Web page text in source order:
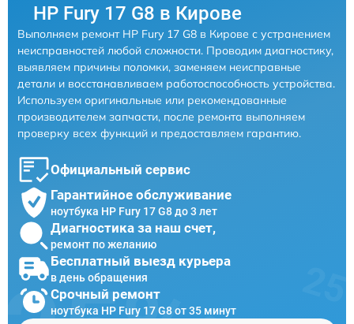
HP Fury 17 G8 в Кирове
Выполняем ремонт HP Fury 17 G8 в Кирове с устранением
неисправностей любой сложности. Проводим диагностику,
выявляем причины поломки, заменяем неисправные
детали и восстанавливаем работоспособность устройства.
Используем оригинальные или рекомендованные
производителем запчасти, после ремонта выполняем
проверку всех функций и предоставляем гарантию.
Официальный сервис
Гарантийное обслуживание
ноутбука HP Fury 17 G8 до 3 лет
Диагностика за наш счет,
ремонт по желанию
Бесплатный выезд курьера
в день обращения
Срочный ремонт
ноутбука HP Fury 17 G8 от 35 минут